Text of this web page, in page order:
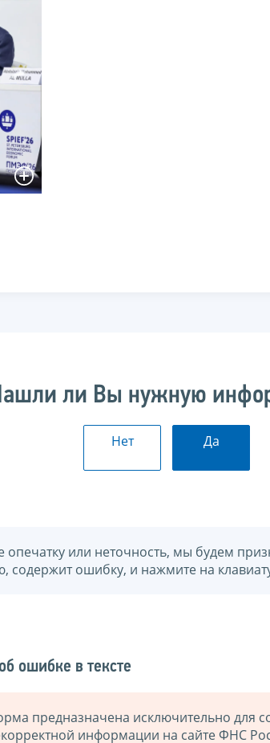
ли Вы нужную
Нет Да
опечатку или неточность, мы будем
содержит ошибку, и нажмите на
ошибке в тексте
предназначена исключительно для
информации на сайте ФНС